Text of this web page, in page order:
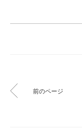
前のページ